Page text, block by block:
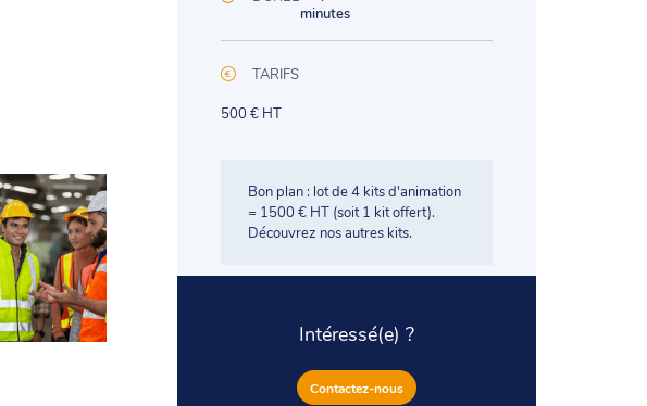
minutes
TARIFS
500 € HT
Bon plan : lot de 4 kits d'animation
= 1500 € HT (soit 1 kit offert).
Découvrez nos autres kits.
Intéressé(e) ?
Contactez-nous